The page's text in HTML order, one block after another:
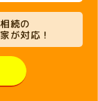
相続の
が対応！